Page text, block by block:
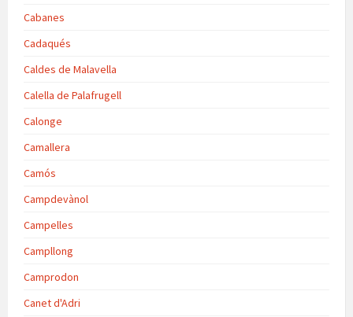
Cabanes
Cadaqués
Caldes de Malavella
Calella de Palafrugell
Calonge
Camallera
Camós
Campdevànol
Campelles
Campllong
Camprodon
Canet d'Adri